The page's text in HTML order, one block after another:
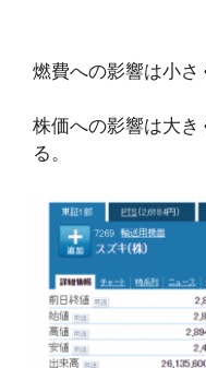
燃費への影響は小さ
株価への影響は大
る。